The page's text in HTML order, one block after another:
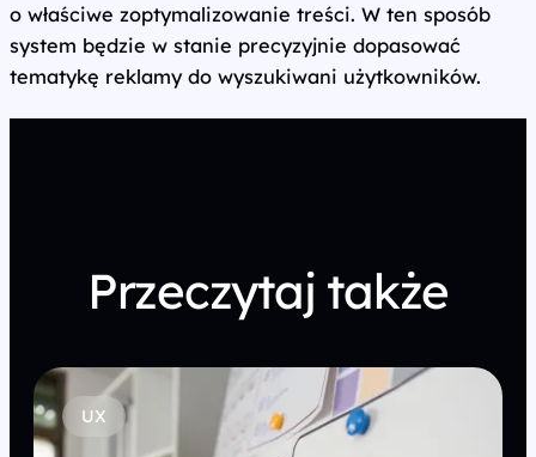
o właściwe zoptymalizowanie treści. W ten sposób
system będzie w stanie precyzyjnie dopasować
tematykę reklamy do wyszukiwani użytkowników.
Przeczytaj także
UX